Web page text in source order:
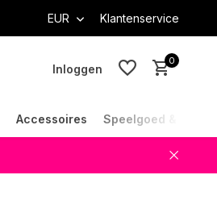
EUR Klantenservice
Inloggen
0
Accessoires Speelgoed &